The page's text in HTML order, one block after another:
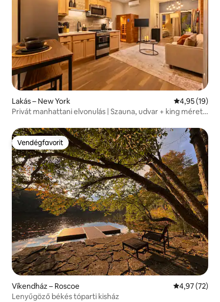
Lakás – New York Átlagos
4,95 (19)
Privát manhattani elvonulás | Szauna, udvar + king méretű
Vendégfavorit
Vendégfavorit
Víkendház – Roscoe Átlagos
4,97 (72)
Lenyűgöző békés tóparti kisház